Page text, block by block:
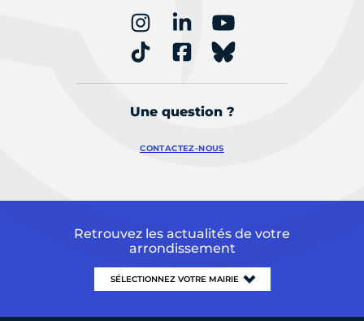
Une question ?
CONTACTEZ-NOUS
Retrouvez les actualités de votre
arrondissement